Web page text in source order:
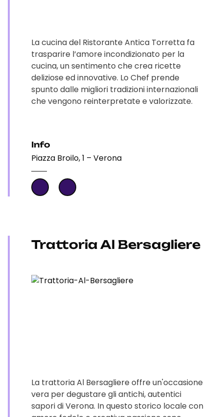
La cucina del Ristorante Antica Torretta fa
trasparire l’amore incondizionato per la
cucina, un sentimento che crea ricette
deliziose ed innovative. Lo Chef prende
spunto dalle migliori tradizioni internazionali
che vengono reinterpretate e valorizzate.
Info
Piazza Broilo, 1 – Verona
Trattoria Al Bersagliere
La trattoria Al Bersagliere offre un'occasione
vera per degustare gli antichi, autentici
sapori di Verona. In questo storico locale con